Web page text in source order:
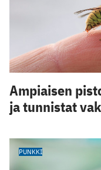
Ampiaisen
ja tunnistat
PUNKKI